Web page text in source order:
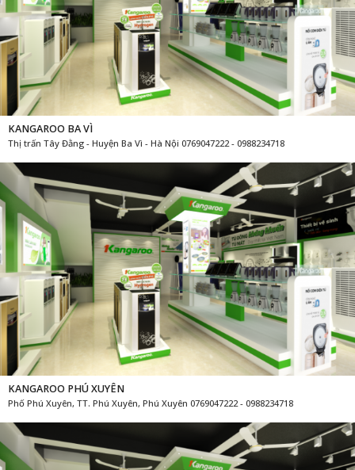
KANGAROO BA VÌ
Thị trấn Tây Đằng - Huyện Ba Vì - Hà Nội 0769047222 - 0988234718
KANGAROO PHÚ XUYÊN
Phố Phú Xuyên, TT. Phú Xuyên, Phú Xuyên 0769047222 - 0988234718